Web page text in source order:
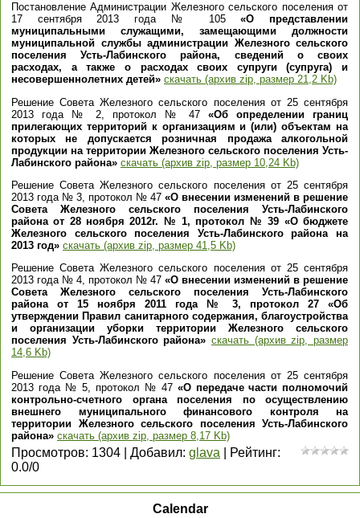
Постановление Администрации Железного сельского поселения от
17 сентября 2013 года № 105«О представлении
муниципальными служащими, замещающими должности
муниципальной службы администрации Железного сельского
поселения Усть-Лабинского района, сведений о своих
расходах, а также о расходах своих супруги (супруга) и
несовершеннолетних детей» скачать (архив zip, размер 21,2 Kb)
Решение Совета Железного сельского поселения от 25 сентября
2013 года № 2, протокол № 47 «Об определении границ
прилегающих территорий к организациям и (или) объектам на
которых не допускается розничная продажа алкогольной
продукции на территории Железного сельского поселения Усть-
Лабинского района» скачать (архив zip, размер 10,24 Kb)
Решение Совета Железного сельского поселения от 25 сентября
2013 года № 3, протокол № 47 «О внесении изменений в решение
Совета Железного сельского поселения Усть-Лабинского
района от 28 ноября 2012г. № 1, протокол № 39 «О бюджете
Железного сельского поселения Усть-Лабинского района на
2013 год» скачать (архив zip, размер 41,5 Kb)
Решение Совета Железного сельского поселения от 25 сентября
2013 года № 4, протокол № 47 «О внесении изменений в решение
Совета Железного сельского поселения Усть-Лабинского
района от 15 ноября 2011 года № 3, протокол 27 «Об
утверждении Правил санитарного содержания, благоустройства
и организации уборки территории Железного сельского
поселения Усть-Лабинского района» скачать (архив zip, размер
14,6 Kb)
Решение Совета Железного сельского поселения от 25 сентября
2013 года № 5, протокол № 47 «О передаче части полномочий
контрольно-счетного органа поселения по осуществлению
внешнего муниципального финансового контроля на
территории Железного сельского поселения Усть-Лабинского
района» скачать (архив zip, размер 8,17 Kb)
Просмотров: 1304 Добавил: glava Рейтинг:
0.0/0
Calendar